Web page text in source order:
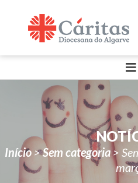
Início >Sem categoria >